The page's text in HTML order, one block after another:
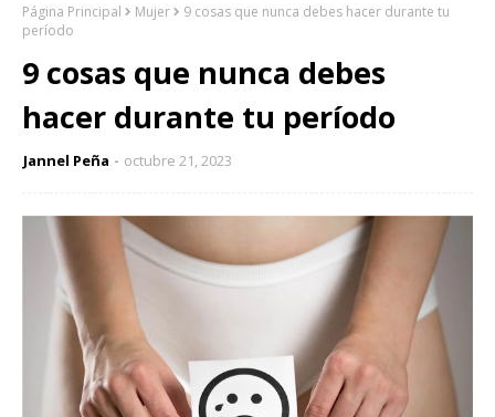
Página Principal Mujer
9 cosas que nunca debes hacer durante tu
período
9 cosas que nunca debes
hacer durante tu período
Jannel Peña octubre 21, 2023